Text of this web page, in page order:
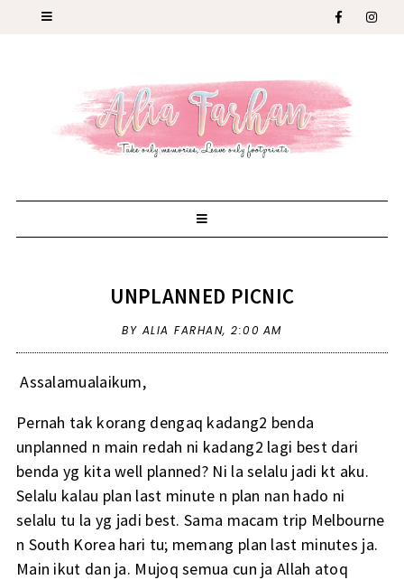
UNPLANNED PICNIC
BY ALIA FARHAN,2:00 AM
Assalamualaikum,
Pernah tak korang dengaq kadang2 benda
unplanned n main redah ni kadang2 lagi best dari
benda yg kita well planned? Ni la selalu jadi kt aku.
Selalu kalau plan last minute n plan nan hado ni
selalu tu la yg jadi best. Sama macam trip Melbourne
n South Korea hari tu; memang plan last minutes ja.
Main ikut dan ja. Mujoq semua cun ja Allah atoq